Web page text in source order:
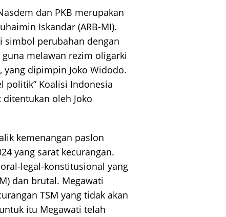
dan PKB merupakan
Iskandar (ARB-MI).
simbol perubahan dengan
melawan rezim oligarki
yang dipimpin Joko Widodo.
politik” Koalisi Indonesia
ditentukan oleh Joko
kemenangan paslon
yang sarat kecurangan.
legal-konstitusional yang
dan brutal. Megawati
TSM yang tidak akan
itu Megawati telah